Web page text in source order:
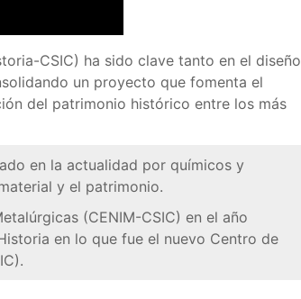
CSIC) ha sido clave tanto en el diseño
un proyecto que fomenta el
del patrimonio histórico entre los más
en la actualidad por químicos y
y el patrimonio.
(CENIM-CSIC) en el año
en lo que fue el nuevo Centro de